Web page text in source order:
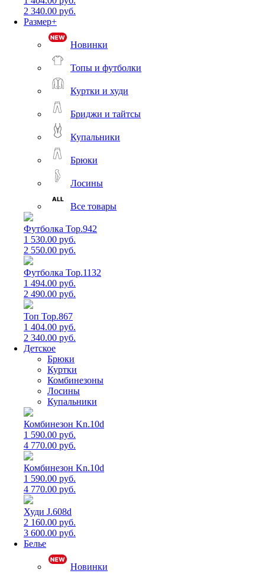
2 340.00 руб.
Размер+
Новинки
Топы и футболки
Куртки и худи
Бриджи и тайтсы
Купальники
Брюки
Лосины
Все товары
Футболка Top.942
1 530.00 руб.
2 550.00 руб.
Футболка Top.1132
1 494.00 руб.
2 490.00 руб.
Топ Top.867
1 404.00 руб.
2 340.00 руб.
Детское
Брюки
Куртки
Комбинезоны
Лосины
Купальники
Комбинезон Kn.10d
1 590.00 руб.
4 770.00 руб.
Комбинезон Kn.10d
1 590.00 руб.
4 770.00 руб.
Худи J.608d
2 160.00 руб.
3 600.00 руб.
Белье
Новинки